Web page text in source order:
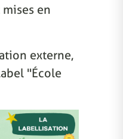
en
externe,
"École